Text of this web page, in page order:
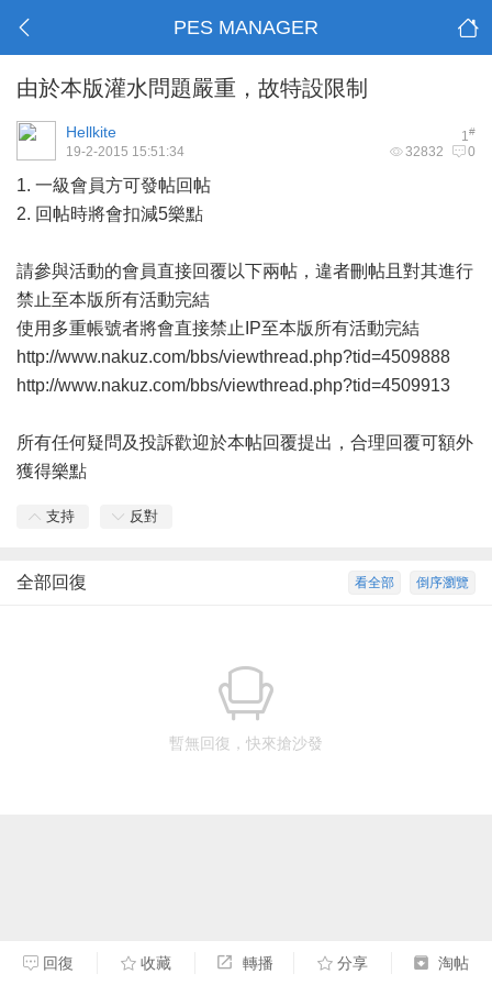
PES MANAGER
由於本版灌水問題嚴重，故特設限制
1#
Hellkite
32832 0
19-2-2015 15:51:34
1. 一級會員方可發帖回帖
2. 回帖時將會扣減5樂點
請參與活動的會員直接回覆以下兩帖，違者刪帖且對其進行
禁止至本版所有活動完結
使用多重帳號者將會直接禁止IP至本版所有活動完結
http://www.nakuz.com/bbs/viewthread.php?tid=4509888
http://www.nakuz.com/bbs/viewthread.php?tid=4509913
所有任何疑問及投訴歡迎於本帖回覆提出，合理回覆可額外
獲得樂點
支持 反對
倒序瀏覽
看全部
全部回復
暫無回復，快來搶沙發
回復 收藏 轉播 分享 淘帖